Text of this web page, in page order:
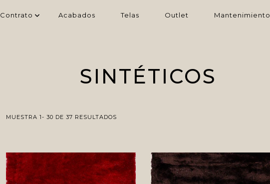
Contrato Acabados Telas Outlet Mantenimiento
SINTÉTICOS
MUESTRA 1- 30 DE 37 RESULTADOS